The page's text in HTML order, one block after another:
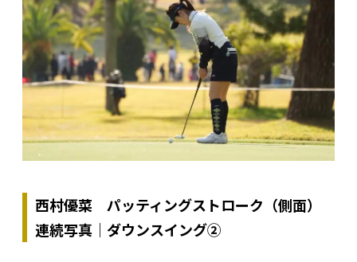
西村優菜 パッティングストローク（側面）
連続写真｜ダウンスイング②